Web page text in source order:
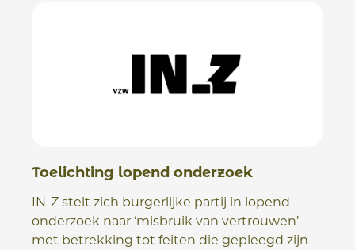
Toelichting lopend onderzoek
IN-Z stelt zich burgerlijke partij in lopend
onderzoek naar ‘misbruik van vertrouwen’
met betrekking tot feiten die gepleegd zijn